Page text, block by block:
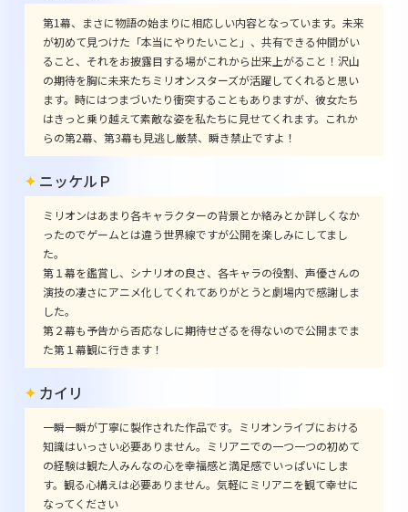
第1幕、まさに物語の始まりに相応しい内容となっています。未来
が初めて見つけた「本当にやりたいこと」、共有できる仲間がい
ること、それをお披露目する場がこれから出来上がること！沢山
の期待を胸に未来たちミリオンスターズが活躍してくれると思い
ます。時にはつまづいたり衝突することもありますが、彼女たち
はきっと乗り越えて素敵な姿を私たちに見せてくれます。これか
らの第2幕、第3幕も見逃し厳禁、瞬き禁止ですよ！
ニッケルＰ
ミリオンはあまり各キャラクターの背景とか絡みとか詳しくなか
ったのでゲームとは違う世界線ですが公開を楽しみにしてまし
た。
第１幕を鑑賞し、シナリオの良さ、各キャラの役割、声優さんの
演技の凄さにアニメ化してくれてありがとうと劇場内で感謝しま
した。
第２幕も予告から否応なしに期待せざるを得ないので公開までま
た第１幕観に行きます！
カイリ
一瞬一瞬が丁寧に製作された作品です。ミリオンライブにおける
知識はいっさい必要ありません。ミリアニでの一つ一つの初めて
の経験は観た人みんなの心を幸福感と満足感でいっぱいにしま
す。観る心構えは必要ありません。気軽にミリアニを観て幸せに
なってください